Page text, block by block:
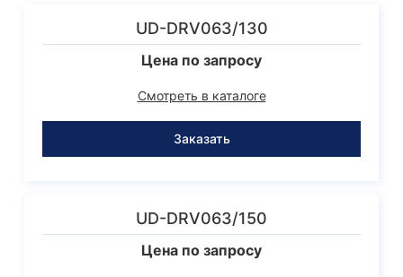
UD-DRV063/130
Цена по запросу
Смотреть в каталоге
Заказать
UD-DRV063/150
Цена по запросу